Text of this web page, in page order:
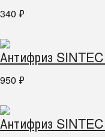
340 ₽
Антифриз
950 ₽
Антифриз